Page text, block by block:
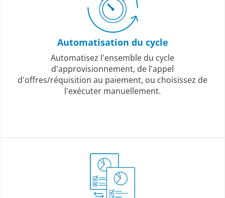
Automatisation du cycle
Automatisez l'ensemble du cycle
d'approvisionnement, de l'appel
d'offres/réquisition au paiement, ou choisissez de
l'exécuter manuellement.